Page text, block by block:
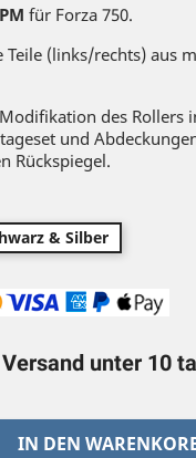
für Forza 750.
(links/rechts) aus
des Rollers
und
Rückspiegel.
& Silber
unter 10
IN DEN